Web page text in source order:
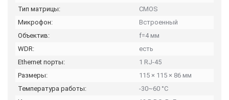
Тип матрицы:
CMOS
Микрофон:
Встроенный
Объектив:
f=4 мм
WDR:
есть
Ethernet порты:
1 RJ-45
Размеры:
115 × 115 × 86 мм
Температура работы:
-30~60 °C